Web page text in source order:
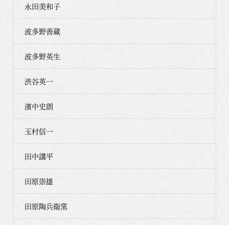
永田美和子
波多野善蔵
波多野英生
渋谷英一
濱中史朗
玉村信一
田中講平
田原崇雄
田原陶兵衛窯